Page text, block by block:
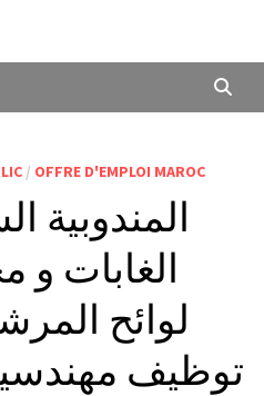
/ OFFRE D'EMPLOI MAROC
المندوبية
الغابات و
لوائح
توظيف